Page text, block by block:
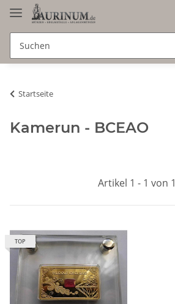
Startseite
Kamerun - BCEAO
Artikel 1 - 1 von 1
TOP